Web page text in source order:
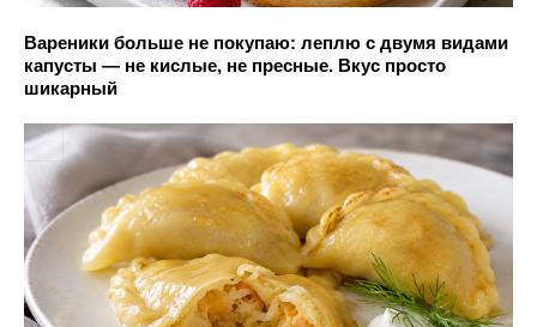
Вареники больше не покупаю: леплю с двумя видами
капусты — не кислые, не пресные. Вкус просто
шикарный